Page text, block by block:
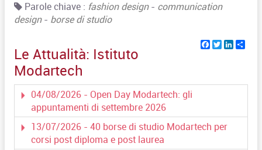
Parole chiave : fashion design- communication
design- borse di studio
Facebook
Twitter
Le Attualità: Istituto
Modartech
04/08/2026 - Open Day Modartech: gli
appuntamenti di settembre 2026
13/07/2026 - 40 borse di studio Modartech per
corsi post diploma e post laurea